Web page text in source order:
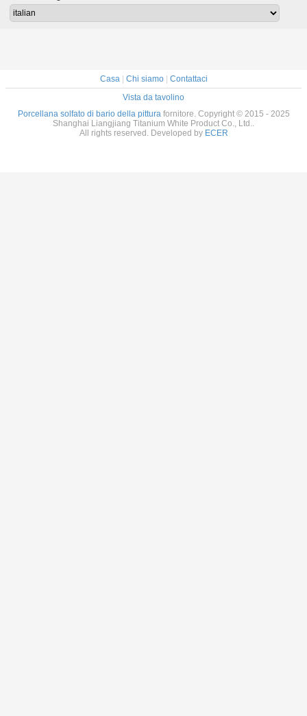
più basso rivestimenti
pittura del solfato
Casa| Chi siamo| Contattaci
Vista da tavolino
Porcellana solfato di bario della pitturafornitore. Copyright © 2015 - 2025
Shanghai Liangjiang Titanium White Product Co., Ltd..
All rights reserved. Developed by ECER